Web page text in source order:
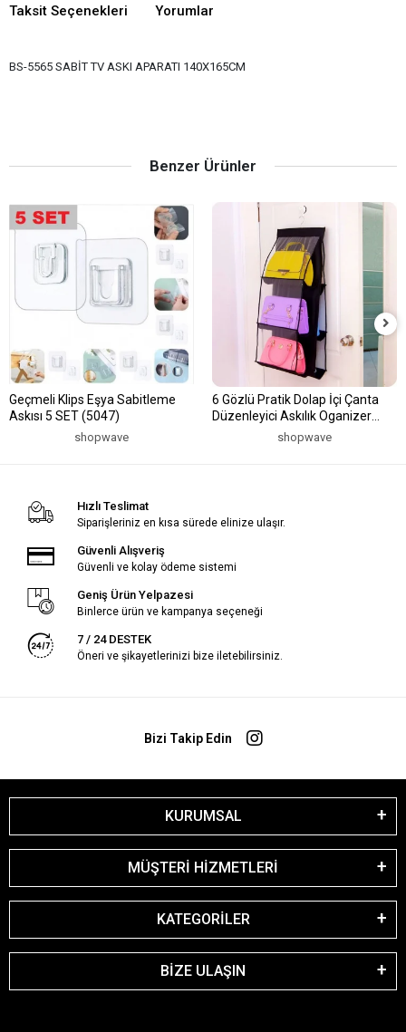
Taksit Seçenekleri Yorumlar
BS-5565 SABİT TV ASKI APARATI 140X165CM
Benzer Ürünler
Geçmeli Klips Eşya Sabitleme
Askısı 5 SET (5047)
shopwave
6 Gözlü Pratik Dolap İçi Çanta
Düzenleyici Askılık Oganizer
shopwave
Hızlı Teslimat
Siparişleriniz en kısa sürede elinize ulaşır.
Güvenli Alışveriş
Güvenli ve kolay ödeme sistemi
Geniş Ürün Yelpazesi
Binlerce ürün ve kampanya seçeneği
7 / 24 DESTEK
Öneri ve şikayetlerinizi bize iletebilirsiniz.
Bizi Takip Edin
KURUMSAL
MÜŞTERİ HİZMETLERİ
KATEGORİLER
BİZE ULAŞIN